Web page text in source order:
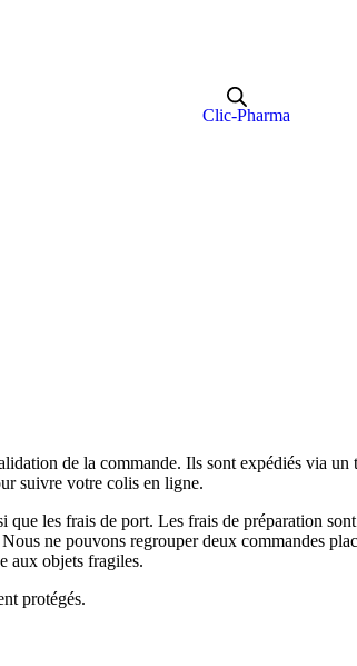
de la commande. Ils sont expédiés via
suivre votre colis en ligne.
les frais de port. Les frais de préparation
ne pouvons regrouper deux commandes
aux objets fragiles.
protégés.